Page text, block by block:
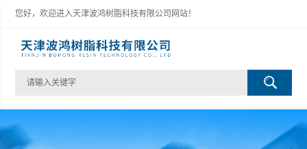
您好，欢迎进入天津波鸿树脂科技有限公司网站！